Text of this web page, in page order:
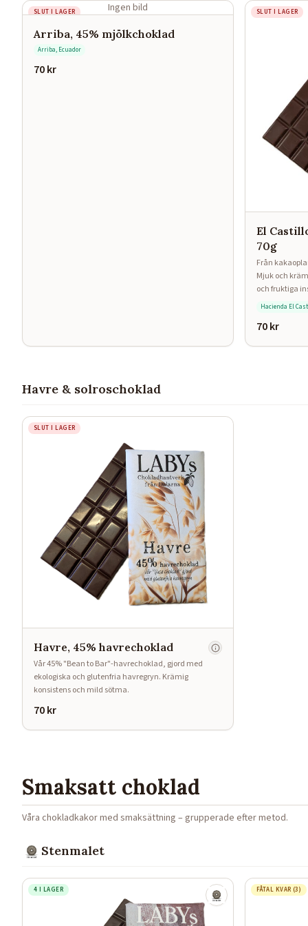
Ingen bild
SLUT I LAGER
Arriba, 45% mjölkchoklad
Arriba, Ecuador
70kr
SLUT I LAGER
El
70g
Från
Mjuk och
och fruktiga
Hacienda El
70kr
Havre & solroschoklad
SLUT I LAGER
Havre, 45% havrechoklad
Vår 45% "Bean to Bar"-havrechoklad, gjord med
ekologiska och glutenfria havregryn. Krämig
konsistens och mild sötma.
70kr
Smaksatt choklad
Våra chokladkakor med smaksättning – grupperade efter metod.
Stenmalet
4 I LAGER FÅTAL KVAR (3)